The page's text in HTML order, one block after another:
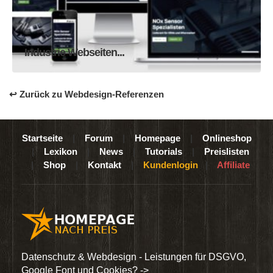
Homepage Webseite
Industrie Webseiten...
↩ Zurück zu Webdesign-Referenzen
Startseite| Forum| Homepage| Onlineshop
| Lexikon| News| Tutorials| Preislisten
| Shop| Kontakt| Kundenlogin| Affiliate
Datenschutz & Webdesign - Leistungen für DSGVO,
Google Font und Cookies? ->